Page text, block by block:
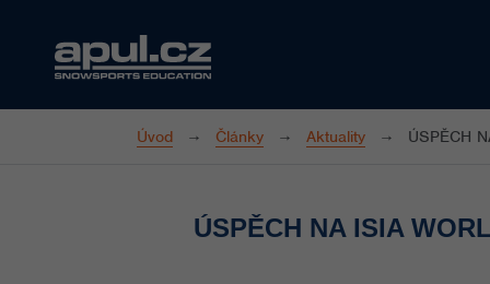
Úvod Články Aktuality ÚSPĚCH
ÚSPĚCH NA ISIA